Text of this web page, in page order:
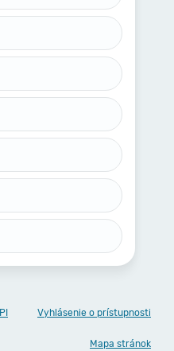
Vyhlásenie o prístupnosti
Mapa stránok